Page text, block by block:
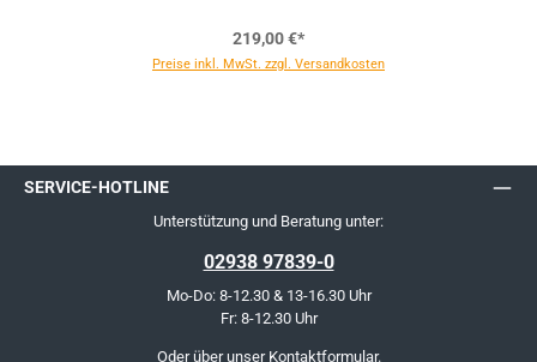
219,00 €*
Preise inkl. MwSt. zzgl. Versandkosten
SERVICE-HOTLINE
Unterstützung und Beratung unter:
02938 97839-0
Mo-Do: 8-12.30 & 13-16.30 Uhr
Fr: 8-12.30 Uhr
Oder über unser Kontaktformular.